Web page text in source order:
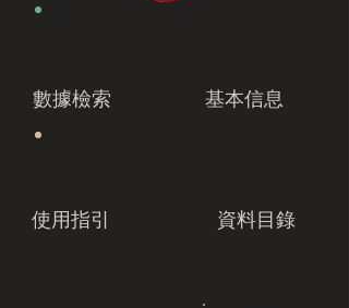
數據檢索 基本信息
使用指引 資料目錄